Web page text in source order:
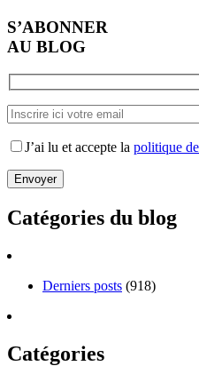
S’ABONNER
AU BLOG
J’ai lu et accepte la politique
Catégories du blog
Derniers posts (918)
Catégories